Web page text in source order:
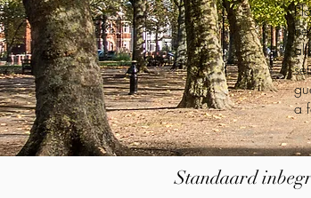
a
Standaard